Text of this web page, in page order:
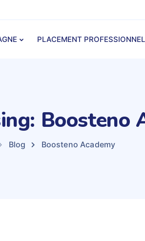
PLACEMENT PROFESSIONNEL
Boosteno
Blog Boosteno Academy